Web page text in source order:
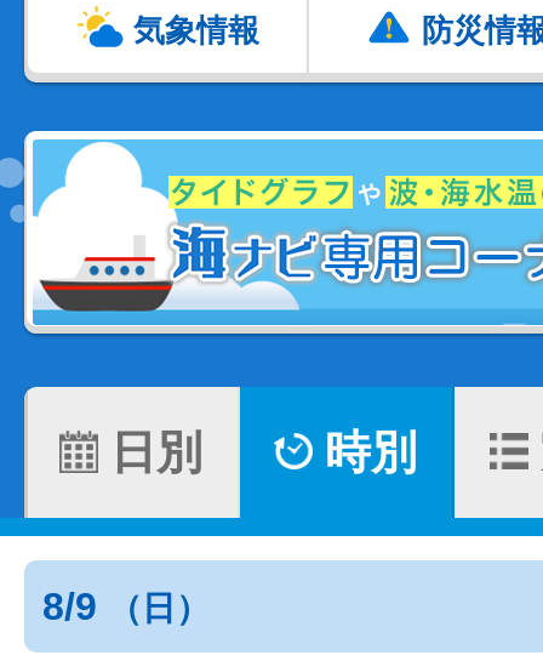
気象情報 防災情
日別 時別
8/9 （日）